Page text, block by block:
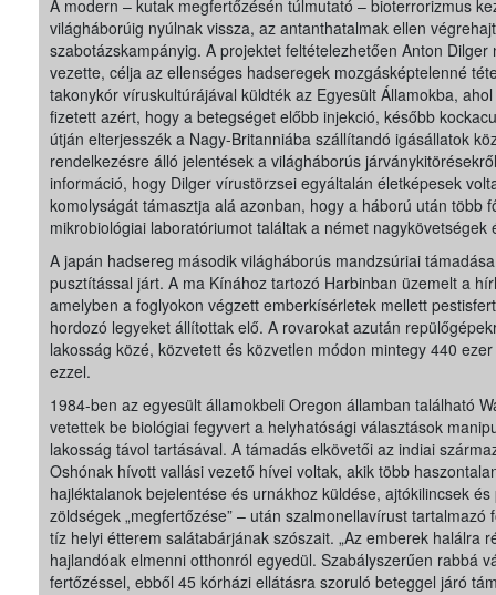
A modern – kutak megfertőzésén túlmutató – bioterrorizmus
világháborúig nyúlnak vissza, az antanthatalmak ellen
szabotázskampányig. A projektet feltételezhetően Anton
vezette, célja az ellenséges hadseregek mozgásképtelenné
takonykór víruskultúrájával küldték az Egyesült Államokba,
fizetett azért, hogy a betegséget előbb injekció, később
útján elterjesszék a Nagy-Britanniába szállítandó igásállatok
rendelkezésre álló jelentések a világháborús
információ, hogy Dilger vírustörzsei egyáltalán életképesek
komolyságát támasztja alá azonban, hogy a háború után több
mikrobiológiai laboratóriumot találtak a német nagykövetségek
A japán hadsereg második világháborús mandzsúriai
pusztítással járt. A ma Kínához tartozó Harbinban üzemelt a
amelyben a foglyokon végzett emberkísérletek mellett
hordozó legyeket állítottak elő. A rovarokat azután
lakosság közé, közvetett és közvetlen módon mintegy 440
ezzel.
1984-ben az egyesült államokbeli Oregon államban található
vetettek be biológiai fegyvert a helyhatósági választások
lakosság távol tartásával. A támadás elkövetői az indiai
Oshónak hívott vallási vezető hívei voltak, akik több
hajléktalanok bejelentése és urnákhoz küldése, ajtókilincsek
zöldségek „megfertőzése” – után szalmonellavírust tartalmazó
tíz helyi étterem salátabárjának szószait. „Az emberek halálra
hajlandóak elmenni otthonról egyedül. Szabályszerűen rabbá
fertőzéssel, ebből 45 kórházi ellátásra szoruló beteggel járó